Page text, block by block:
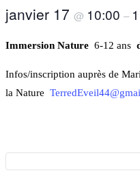
janvier 17 @ 10:00 –
Immersion Nature 6-12 ans
Infos/inscription auprès de
la Nature